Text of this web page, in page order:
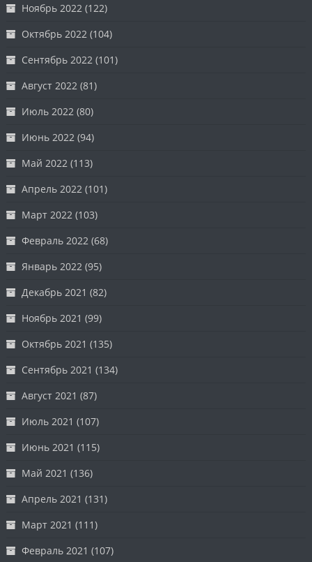
Ноябрь 2022 (122)
Октябрь 2022 (104)
Сентябрь 2022 (101)
Август 2022 (81)
Июль 2022 (80)
Июнь 2022 (94)
Май 2022 (113)
Апрель 2022 (101)
Март 2022 (103)
Февраль 2022 (68)
Январь 2022 (95)
Декабрь 2021 (82)
Ноябрь 2021 (99)
Октябрь 2021 (135)
Сентябрь 2021 (134)
Август 2021 (87)
Июль 2021 (107)
Июнь 2021 (115)
Май 2021 (136)
Апрель 2021 (131)
Март 2021 (111)
Февраль 2021 (107)